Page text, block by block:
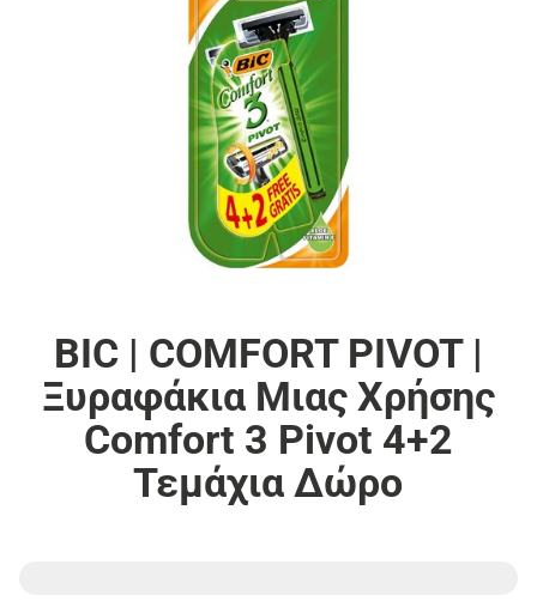
BIC | COMFORT PIVOT |
Ξυραφάκια Μιας Χρήσης
Comfort 3 Pivot 4+2
Τεμάχια Δώρο